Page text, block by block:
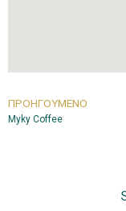
ΠΡΟΗΓΟΎΜΕΝΟ
Myky Coffee